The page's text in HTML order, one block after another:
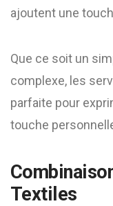
ajoutent une
Que ce soit un
complexe, les
parfaite pour
touche
Textiles